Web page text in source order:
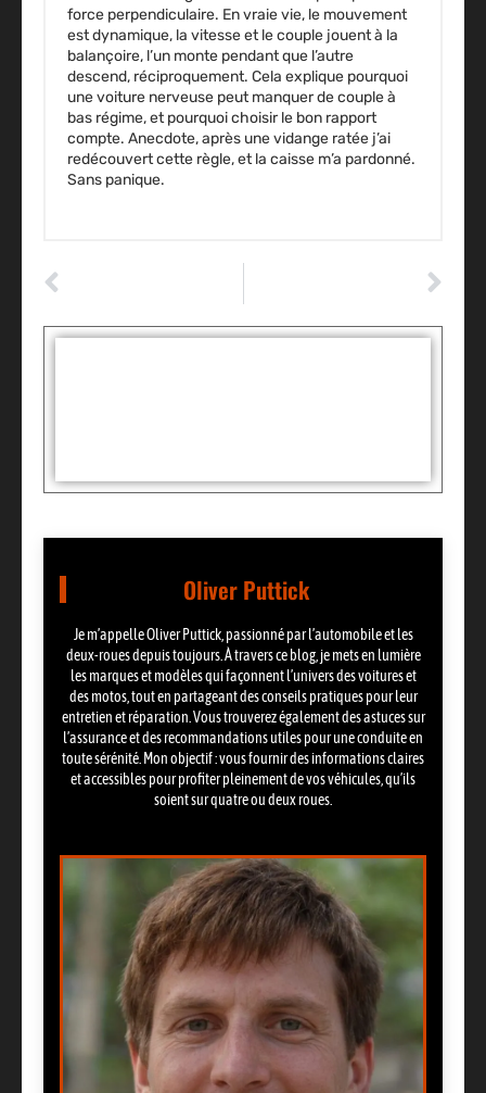
force perpendiculaire. En vraie vie, le mouvement
est dynamique, la vitesse et le couple jouent à la
balançoire, l’un monte pendant que l’autre
descend, réciproquement. Cela explique pourquoi
une voiture nerveuse peut manquer de couple à
bas régime, et pourquoi choisir le bon rapport
compte. Anecdote, après une vidange ratée j’ai
redécouvert cette règle, et la caisse m’a pardonné.
Sans panique.
Oliver Puttick
Je m’appelle Oliver Puttick, passionné par l’automobile et les
deux-roues depuis toujours. À travers ce blog, je mets en lumière
les marques et modèles qui façonnent l’univers des voitures et
des motos, tout en partageant des conseils pratiques pour leur
entretien et réparation. Vous trouverez également des astuces sur
l’assurance et des recommandations utiles pour une conduite en
toute sérénité. Mon objectif : vous fournir des informations claires
et accessibles pour profiter pleinement de vos véhicules, qu’ils
soient sur quatre ou deux roues.